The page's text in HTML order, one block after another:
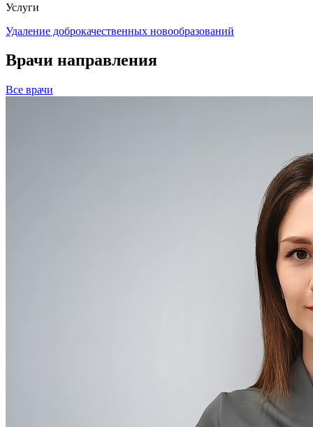
Услуги
Удаление доброкачественных новообразований
Врачи направления
Все врачи